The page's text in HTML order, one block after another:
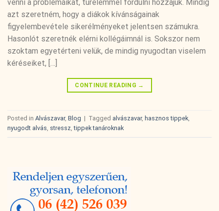
venni a problémáikat, türelemmel fordulni hozzájuk. Mindig
azt szeretném, hogy a diákok kívánságainak
figyelembevétele sikerélményeket jelentsen számukra.
Hasonlót szeretnék elérni kollégáimnál is. Sokszor nem
szoktam egyetérteni velük, de mindig nyugodtan viselem
kéréseiket, […]
CONTINUE READING →
Posted in Alvászavar, Blog | Tagged alvászavar, hasznos tippek,
nyugodt alvás, stressz,tippek tanároknak